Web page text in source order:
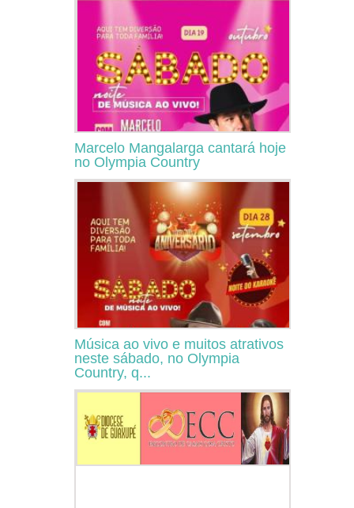
Marcelo Mangalarga cantará hoje
no Olympia Country
Música ao vivo e muitos atrativos
neste sábado, no Olympia
Country, q...